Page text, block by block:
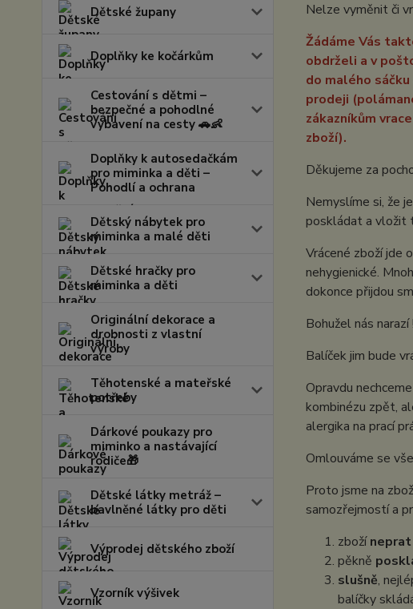
Dětské župany
Doplňky ke kočárkům
Cestování s dětmi –
bezpečné a pohodlné
vybavení na cesty 🚗👶
Doplňky k autosedačkám
pro miminka a děti –
Pohodlí a ochrana
Dětský nábytek pro
miminka a malé děti
Dětské hračky pro
miminka a děti
Originální dekorace a
drobnosti z vlastní
výroby
Těhotenské a mateřské
potřeby
Dárkové poukazy pro
miminko a nastávající
rodiče🎁
Dětské látky metráž –
bavlněné látky pro děti
Výprodej dětského zboží
Vzorník výšivek
Nelze vyměnit či
Žádáme Vás
obdrželi a v
do malého
prodeji
zákazníkům
zboží).
Děkujeme za
Nemyslíme si, že
poskládat a vložit
Vrácené zboží jde
nehygienické.
dokonce přijdou
Bohužel nás narazí
Balíček jim bude
Opravdu
kombinézu zpět,
alergika na prací
Omlouváme se
Proto jsme na
samozřejmostí a
zbožíneprat
pěkně
slušně,
balíčky